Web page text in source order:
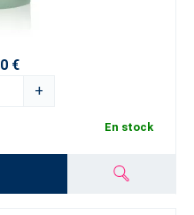
€
+
En stock